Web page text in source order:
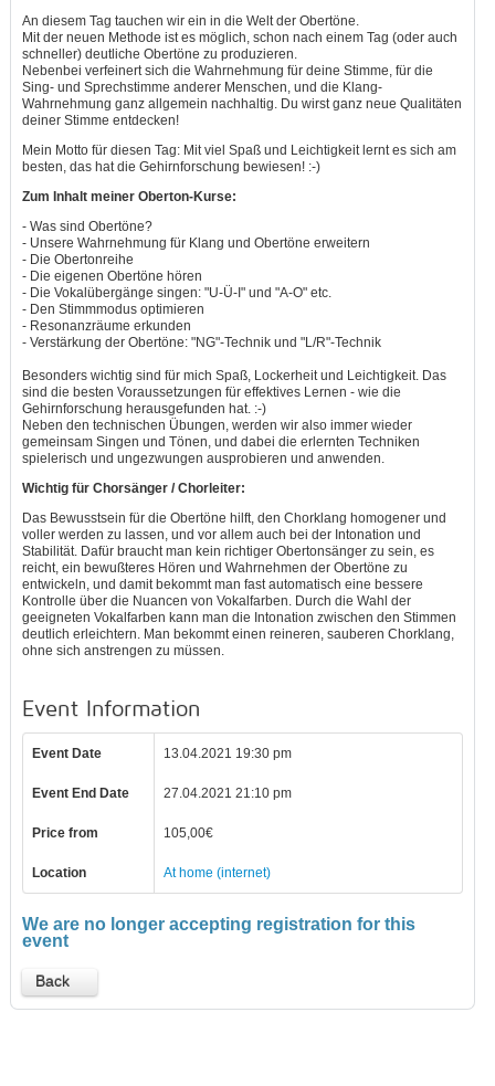
An diesem Tag tauchen wir ein in die Welt der Obertöne.
Mit der neuen Methode ist es möglich, schon nach einem Tag (oder auch
schneller) deutliche Obertöne zu produzieren.
Nebenbei verfeinert sich die Wahrnehmung für deine Stimme, für die
Sing- und Sprechstimme anderer Menschen, und die Klang-
Wahrnehmung ganz allgemein nachhaltig. Du wirst ganz neue Qualitäten
deiner Stimme entdecken!
Mein Motto für diesen Tag: Mit viel Spaß und Leichtigkeit lernt es sich am
besten, das hat die Gehirnforschung bewiesen! :-)
Zum Inhalt meiner Oberton-Kurse:
- Was sind Obertöne?
- Unsere Wahrnehmung für Klang und Obertöne erweitern
- Die Obertonreihe
- Die eigenen Obertöne hören
- Die Vokalübergänge singen: "U-Ü-I" und "A-O" etc.
- Den Stimmmodus optimieren
- Resonanzräume erkunden
- Verstärkung der Obertöne: "NG"-Technik und "L/R"-Technik
Besonders wichtig sind für mich Spaß, Lockerheit und Leichtigkeit. Das
sind die besten Voraussetzungen für effektives Lernen - wie die
Gehirnforschung herausgefunden hat. :-)
Neben den technischen Übungen, werden wir also immer wieder
gemeinsam Singen und Tönen, und dabei die erlernten Techniken
spielerisch und ungezwungen ausprobieren und anwenden.
Wichtig für Chorsänger / Chorleiter:
Das Bewusstsein für die Obertöne hilft, den Chorklang homogener und
voller werden zu lassen, und vor allem auch bei der Intonation und
Stabilität. Dafür braucht man kein richtiger Obertonsänger zu sein, es
reicht, ein bewußteres Hören und Wahrnehmen der Obertöne zu
entwickeln, und damit bekommt man fast automatisch eine bessere
Kontrolle über die Nuancen von Vokalfarben. Durch die Wahl der
geeigneten Vokalfarben kann man die Intonation zwischen den Stimmen
deutlich erleichtern. Man bekommt einen reineren, sauberen Chorklang,
ohne sich anstrengen zu müssen.
Event Information
Event Date 13.04.2021 19:30 pm
Event End Date 27.04.2021 21:10 pm
Price from 105,00€
Location At home (internet)
We are no longer accepting registration for this
event
Back